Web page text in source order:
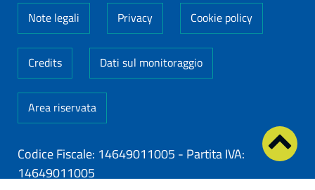
Note legali Privacy Cookie policy
Credits Dati sul monitoraggio
Area riservata
Codice Fiscale: 14649011005 - Partita IVA:
14649011005